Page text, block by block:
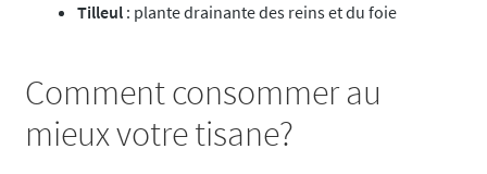
Tilleul : plante drainante des reins et du foie
Comment consommer au
mieux votre tisane?